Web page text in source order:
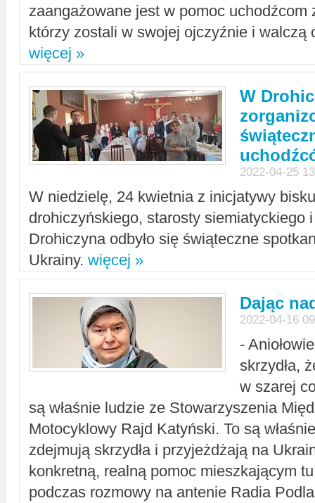
zaangażowane jest w pomoc uchodźcom
którzy zostali w swojej ojczyźnie i walczą
więcej »
W
2022-04-25
W niedzielę, 24 kwietnia z inicjatywy
drohiczyńskiego, starosty siemiatyckiego
Drohiczyna odbyło się świąteczne
Ukrainy. więcej »
Dając
2022-04-16
-
skrzydła,
w szarej
są właśnie ludzie ze Stowarzyszenia
Motocyklowy Rajd Katyński. To są
zdejmują skrzydła i przyjeżdżają na
konkretną, realną pomoc mieszkającym
podczas rozmowy na antenie Radia